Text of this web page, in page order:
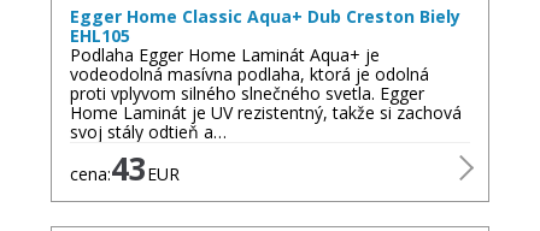
Egger Home Classic Aqua+ Dub Creston Biely
EHL105
Podlaha Egger Home Laminát Aqua+ je
vodeodolná masívna podlaha, ktorá je odolná
proti vplyvom silného slnečného svetla. Egger
Home Laminát je UV rezistentný, takže si zachová
svoj stály odtieň a…
cena:43EUR